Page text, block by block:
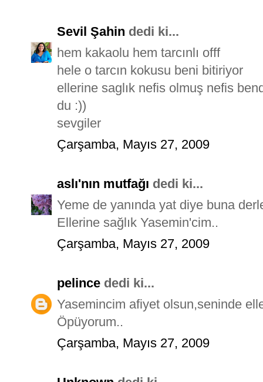
Sevil Şahin dedi ki...
hem kakaolu hem tarcınlı offf
hele o tarcın kokusu beni bitiriyor
ellerine saglık nefis olmuş nefis
du :))
sevgiler
Çarşamba, Mayıs 27, 2009
aslı'nın mutfağı dedi ki...
Yeme de yanında yat diye buna
Ellerine sağlık Yasemin'cim..
Çarşamba, Mayıs 27, 2009
pelince dedi ki...
Yasemincim afiyet olsun,seninde
Öpüyorum..
Çarşamba, Mayıs 27, 2009